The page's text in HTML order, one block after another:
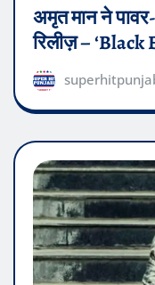
अमृत मान ने
रिलीज़ – ‘Black